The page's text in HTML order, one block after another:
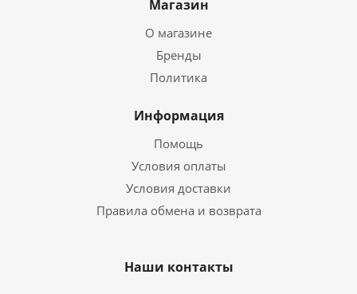
Магазин
О магазине
Бренды
Политика
Информация
Помощь
Условия оплаты
Условия доставки
Правила обмена и возврата
Наши контакты